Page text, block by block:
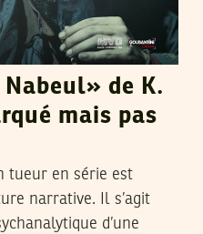
de K.
mais pas
tueur en série est
narrative. Il s’agit
d’une